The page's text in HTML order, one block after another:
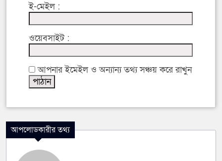
ই-মেইল :
ওয়েবসাইট :
আপনার ইমেইল ও অন্যান্য তথ্য সঞ্চয় করে রাখুন
আপলোডকারীর তথ্য